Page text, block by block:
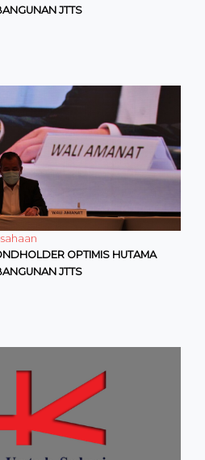
JTTS
OPTIMIS HUTAMA
JTTS